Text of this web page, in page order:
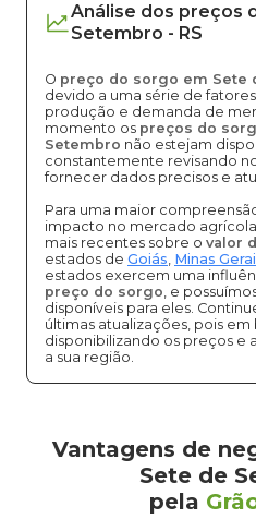
Análise dos preços
Setembro - RS
O preço do sorgo em Sete
devido a uma série de
produção e demanda de
momento os preços do
Setembro não estejam
constantemente revisando
fornecer dados precisos e
Para uma maior
impacto no mercado
mais recentes sobre o valor
estados de Goiás, Minas
estados exercem uma
preço do sorgo, e
disponíveis para eles.
últimas atualizações, pois
disponibilizando os preços e
a sua região.
Vantagens de
Sete de
pela